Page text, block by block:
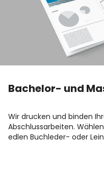
Bachelor- und
Wir drucken und binden
Abschlussarbeiten.
edlen Buchleder- oder